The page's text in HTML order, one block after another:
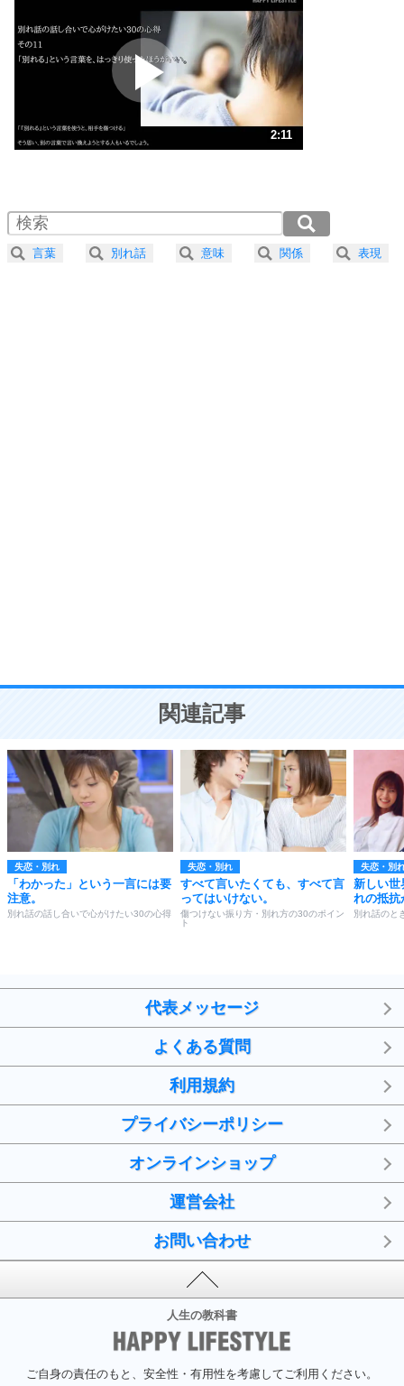
プラス思考
ポジティブになれない原因は、行動しないから。
ポジティブ思考になる30の方法
ストレス対策
人生、なんとかなるもの。
気楽に生きる30の方法
4 器の大きい人は、怒りを優しさで表現する。
ことが大切。
2:11
2.0倍速 （258KB 1分5秒）
2.5倍速 （206KB 52秒）
3.0倍速 （172KB 43秒）
言葉 別れ話 意味 関係 表現
関連記事
失恋・別れ
「わかった」という一言には要
注意。
別れ話の話し合いで心がけたい30の心得
失恋・別れ
すべて言いたくても、すべて言
ってはいけない。
傷つけない振り方・別れ方の30のポイン
ト
失恋・別
新しい世
れの抵抗
別れ話のと
代表メッセージ
よくある質問
利用規約
プライバシーポリシー
オンラインショップ
運営会社
お問い合わせ
人生の教科書
ご自身の責任のもと、安全性・有用性を考慮してご利用ください。